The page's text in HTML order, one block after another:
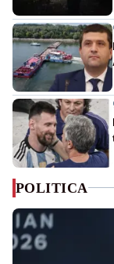
POLITICA